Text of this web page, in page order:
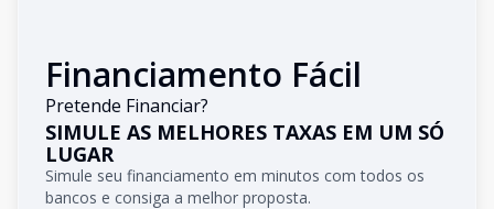
Financiamento Fácil
Pretende Financiar?
SIMULE AS MELHORES TAXAS EM UM SÓ
LUGAR
Simule seu financiamento em minutos com todos os
bancos e consiga a melhor proposta.